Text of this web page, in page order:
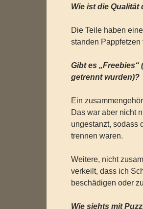
Wie ist die Qualität
Die Teile haben
standen
Gibt es
getrennt wurden)?
Ein
Das war aber nicht
ungestanzt, sodass
trennen waren.
Weitere, nicht
verkeilt, dass ich
beschädigen oder
Wie siehts mit